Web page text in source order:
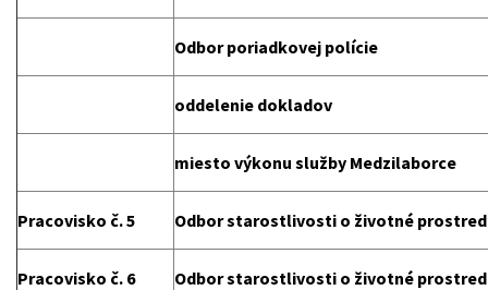
Odbor poriadkovej polície
oddelenie dokladov
miesto výkonu služby Medzilaborce
Pracovisko č. 5 Odbor starostlivosti o životné
Pracovisko č. 6 Odbor starostlivosti o životné